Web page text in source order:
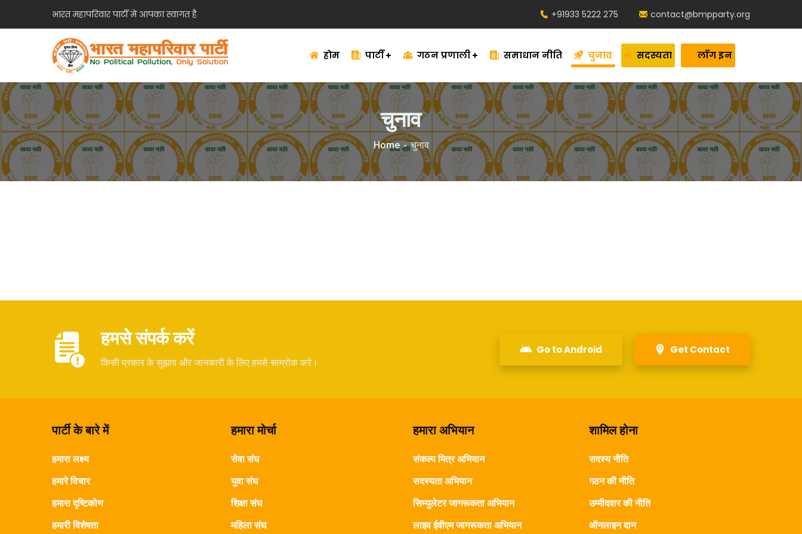
भारत महापरिवार पार्टी में आपका स्वागत है +91933 5222 275 contact@bmpparty.org
होम पार्टी गठन प्रणाली समाधान नीति चुनाव सदस्यता लॉग इन
चुनाव
Home चुनाव
हमसे संपर्क करें
किसी प्रकार के सुझाव और जानकारी के लिए हमसे साम्रोक करे।
Go to Android Get Contact
पार्टी के बारे में
हमारा लक्ष्य
हमारे विचार
हमारा दृष्टिकोण
हमारी विशेषता
हमारा मोर्चा
सेवा संघ
युवा संघ
शिक्षा संघ
महिला संघ
हमारा अभियान
संकल्प मित्र अभियान
सदस्यता अभियान
सिम्युलेटर जागरूकता अभियान
लाइव ईवीएम जागरूकता अभियान
शामिल होना
सदस्य नीति
गठन की नीति
उम्मीदवार की नीति
ऑनलाइन दान